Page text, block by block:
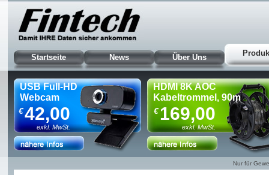
Startseite News Über Uns
USB Full-HD
Webcam
42,00
€
exkl. MwSt.
HDMI 8K AOC
Kabeltrommel, 90m
169,00
€
exkl. MwSt.
Nur für